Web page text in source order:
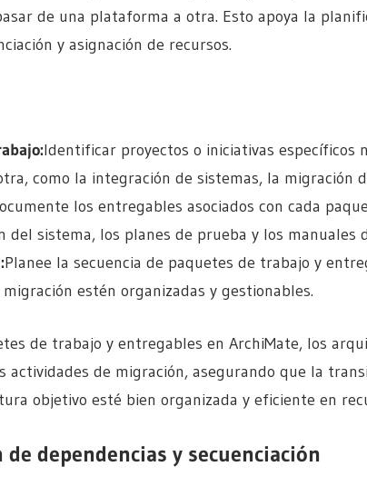
de una plataforma a otra. Esto apoya la
y asignación de recursos.
Identificar proyectos o iniciativas específicos
como la integración de sistemas, la migración
los entregables asociados con cada
del sistema, los planes de prueba y los manuales
Planee la secuencia de paquetes de trabajo y
estén organizadas y gestionables.
de trabajo y entregables en ArchiMate, los
actividades de migración, asegurando que la
objetivo esté bien organizada y eficiente en
dependencias y secuenciación